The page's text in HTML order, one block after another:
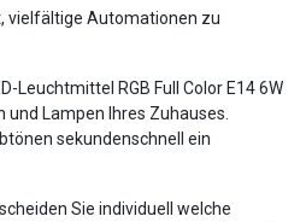
vielfältige Automationen zu
Leuchtmittel RGB Full Color E14 6W
Lampen Ihres Zuhauses.
sekundenschnell ein
Sie individuell welche